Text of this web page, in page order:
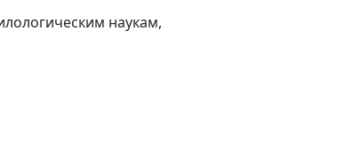
наукам,